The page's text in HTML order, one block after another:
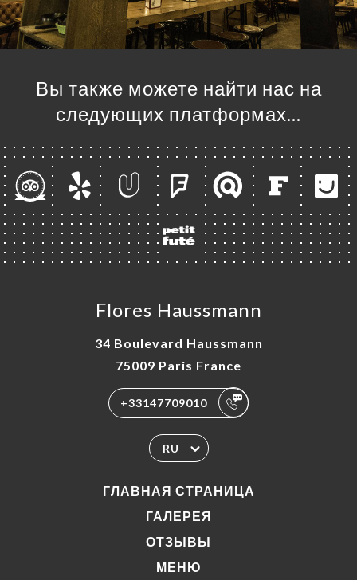
Вы также можете найти нас на
следующих платформах…
Flores Haussmann
34 Boulevard Haussmann
75009 Paris France
+33147709010
RU
ГЛАВНАЯ СТРАНИЦА
ГАЛЕРЕЯ
ОТЗЫВЫ
МЕНЮ